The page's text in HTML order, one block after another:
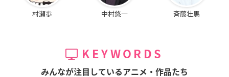
村瀬歩 中村悠一 斉藤壮馬
KEYWORDS
みんなが注目しているアニメ・作品たち